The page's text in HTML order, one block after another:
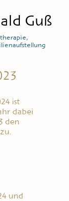
Guß
ist
dabei
den
und